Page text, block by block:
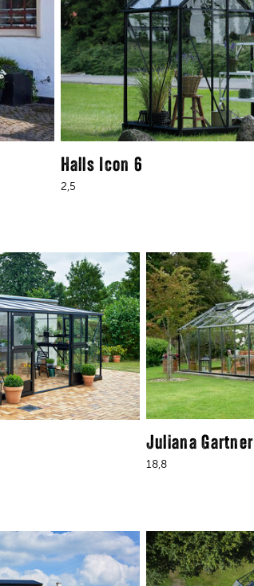
Halls Icon 6
2,5
Juliana Gartner
18,8